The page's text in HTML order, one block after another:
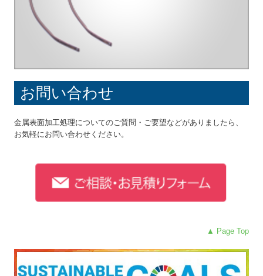
お問い合わせ
金属表面加工処理についてのご質問・ご要望などがありましたら、
お気軽にお問い合わせください。
▲ Page Top